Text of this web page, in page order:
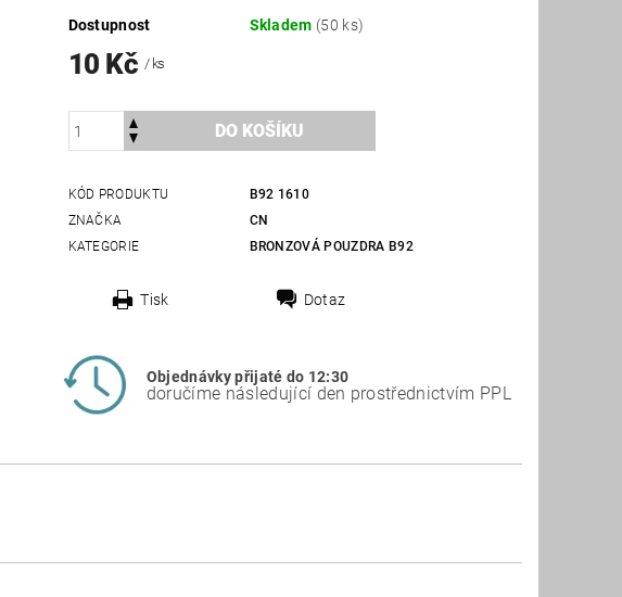
Dostupnost Skladem (50 ks)
10 Kč / ks
KÓD PRODUKTU
B92 1610
ZNAČKA
CN
KATEGORIE
BRONZOVÁ POUZDRA B92
Tisk Dotaz
Objednávky přijaté do 12:30
doručíme následující den prostřednictvím PPL